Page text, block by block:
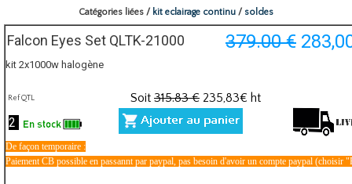
Catégories liées / kit eclairage continu / soldes
Falcon Eyes Set QLTK-21000 379.00 €
kit 2x1000w halogène
Ref QTL Soit 315.83 € 235,83€ ht
2
De façon temporaire :
Paiement CB possible en passannt par paypal, pas besoin d'avoir un compte paypal (choisir